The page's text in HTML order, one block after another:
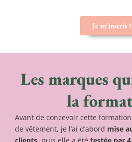
Je m'inscris !
Les marques
la
Avant de concevoir cette
de vêtement, je l’ai d’abord mise
clients, puis elle a été testée par